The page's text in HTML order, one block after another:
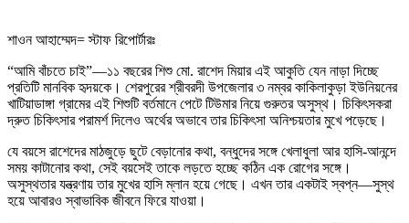
শাওন আহাম্মেদ= স্টাফ রিপোর্টারঃ
“আমি বাঁচতে চাই”—১১ বছরের শিশু মো. রাশেদ মিয়ার এই আকুতি যেন নাড়া দিচ্ছে
প্রতিটি মানবিক হৃদয়কে। শেরপুরের শ্রীবরদী উপজেলার ৩ নম্বর কাকিলাকুড়া ইউনিয়নের
খাটিয়াডাঙ্গা গ্রামের এই শিশুটি বর্তমানে পেটে টিউমার নিয়ে গুরুতর অসুস্থ। চিকিৎসকরা
দ্রুত চিকিৎসার পরামর্শ দিলেও অর্থের অভাবে তার চিকিৎসা অনিশ্চয়তার মুখে পড়েছে।
যে বয়সে রাশেদের মাঠজুড়ে ছুটে বেড়ানোর কথা, বন্ধুদের সঙ্গে খেলাধুলা আর হাসি-আনন্দে
সময় কাটানোর কথা, সেই বয়সেই তাকে লড়তে হচ্ছে কঠিন এক রোগের সঙ্গে।
অসুস্থতার যন্ত্রণায় তার মুখের হাসি ম্লান হয়ে গেছে। এখন তার একটাই স্বপ্ন—সুস্থ
হয়ে আবারও স্বাভাবিক জীবনে ফিরে যাওয়া।